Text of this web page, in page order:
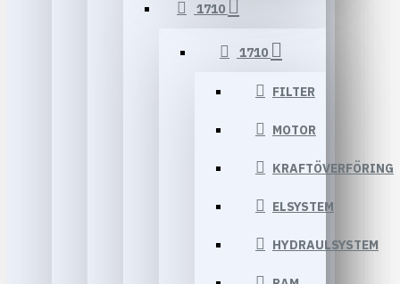
1710
1710
FILTER
MOTOR
KRAFTÖVERFÖRING
ELSYSTEM
HYDRAULSYSTEM